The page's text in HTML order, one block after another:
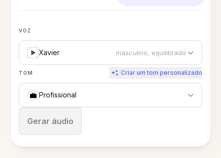
VOZ
Xavier masculino, equilibrado
TOM Criar um tom personalizado
💼 Profissional
Gerar áudio
Parar